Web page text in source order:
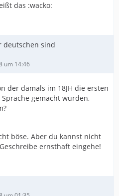
das :wacko:
deutschen sind
um 14:46
der damals im 18JH die ersten
gemacht wurden,
böse. Aber du kannst nicht
ernsthaft eingehe!